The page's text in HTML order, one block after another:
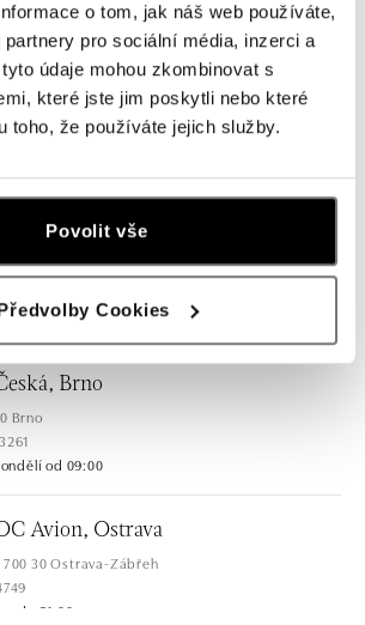
o tom, jak náš web používáte,
pro sociální média, inzerci a
údaje mohou zkombinovat s
které jste jim poskytli nebo které
toho, že používáte jejich služby.
Povolit vše
Cookies
Slovensko
Praha
Praha 1
Příkopě, Praha
00 Praha 1
do 19:00
Brno
Brno
od 09:00
Avion, Ostrava
700 30 Ostrava-Zábřeh
do 21:00